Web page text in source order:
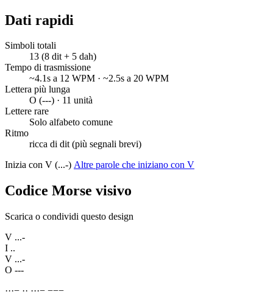
Dati rapidi
Simboli totali
13 (8 dit + 5 dah)
Tempo di trasmissione
~4.1s a 12 WPM · ~2.5s a 20 WPM
Lettera più lunga
O (---) · 11 unità
Lettere rare
Solo alfabeto comune
Ritmo
ricca di dit (più segnali brevi)
Inizia con V (...-) Altre parole che iniziano con V
Codice Morse visivo
Scarica o condividi questo design
V ...-
I ..
V ...-
O ---
···− ·· ···− −−−